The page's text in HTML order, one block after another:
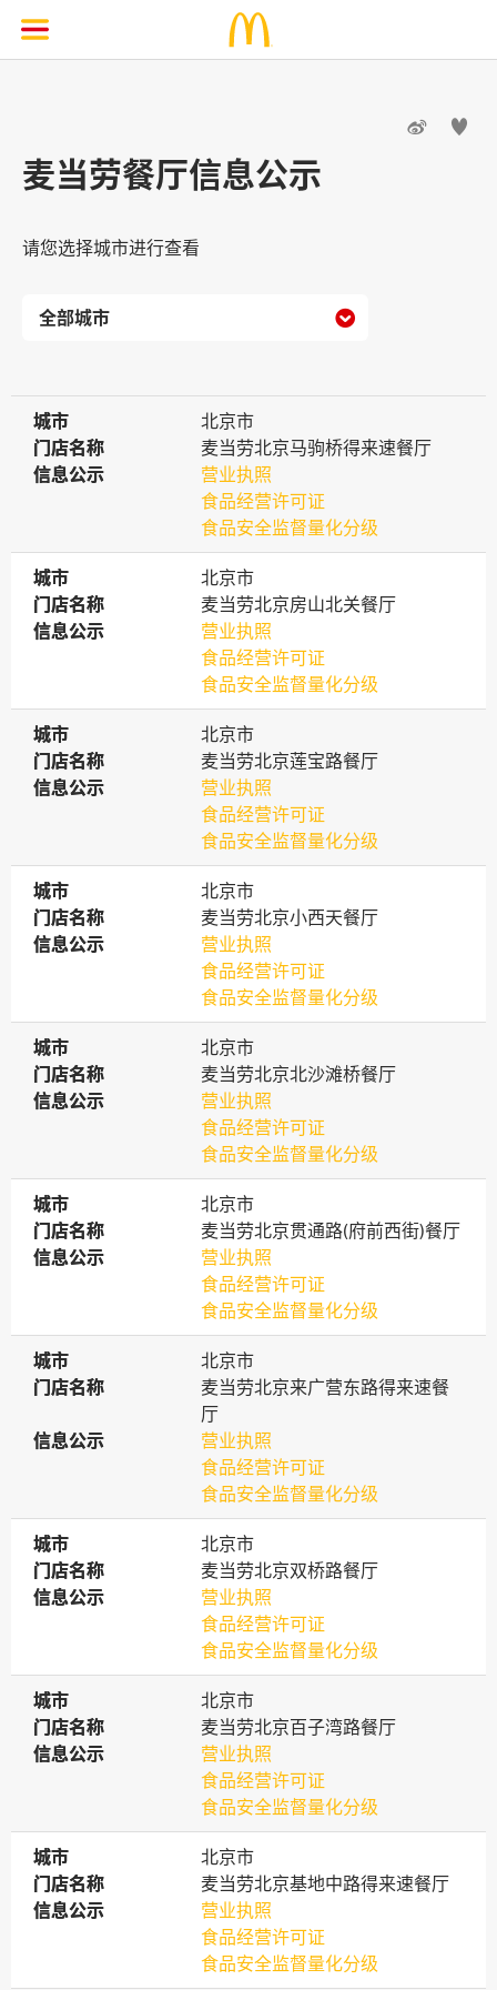
 
麦当劳餐厅信息公示
请您选择城市进行查看

城市
城市
北京市
门店名称
门店名称
麦当劳北京马驹桥得来速餐厅
信息公示
信息公示
营业执照
食品经营许可证
食品安全监督量化分级
城市
城市
北京市
门店名称
门店名称
麦当劳北京房山北关餐厅
信息公示
信息公示
营业执照
食品经营许可证
食品安全监督量化分级
城市
城市
北京市
门店名称
门店名称
麦当劳北京莲宝路餐厅
信息公示
信息公示
营业执照
食品经营许可证
食品安全监督量化分级
城市
城市
北京市
门店名称
门店名称
麦当劳北京小西天餐厅
信息公示
信息公示
营业执照
食品经营许可证
食品安全监督量化分级
城市
城市
北京市
门店名称
门店名称
麦当劳北京北沙滩桥餐厅
信息公示
信息公示
营业执照
食品经营许可证
食品安全监督量化分级
城市
城市
北京市
门店名称
门店名称
麦当劳北京贯通路(府前西街)餐厅
信息公示
信息公示
营业执照
食品经营许可证
食品安全监督量化分级
城市
城市
北京市
门店名称
门店名称
麦当劳北京来广营东路得来速餐
厅
信息公示
信息公示
营业执照
食品经营许可证
食品安全监督量化分级
城市
城市
北京市
门店名称
门店名称
麦当劳北京双桥路餐厅
信息公示
信息公示
营业执照
食品经营许可证
食品安全监督量化分级
城市
城市
北京市
门店名称
门店名称
麦当劳北京百子湾路餐厅
信息公示
信息公示
营业执照
食品经营许可证
食品安全监督量化分级
城市
城市
北京市
门店名称
门店名称
麦当劳北京基地中路得来速餐厅
信息公示
信息公示
营业执照
食品经营许可证
食品安全监督量化分级